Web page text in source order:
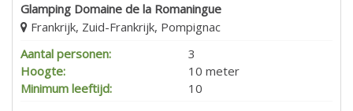
Glamping Domaine de la Romaningue
Frankrijk, Zuid-Frankrijk, Pompignac
Aantal personen:
3
Hoogte:
10 meter
Minimum leeftijd:
10